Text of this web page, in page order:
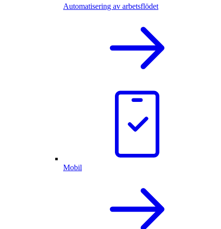
Automatisering av arbetsflödet
Mobil